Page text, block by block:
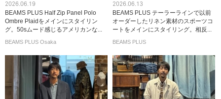
2026.06.19
BEAMS PLUS Half Zip Panel Polo
Ombre Plaidをメインにスタイリン
グ。50sムード感じるアメリカンな...
BEAMS PLUS Osaka
2026.06.13
BEAMS PLUS テーラーラインで以前
オーダーしたリネン素材のスポーツコ
ートをメインにスタイリング。相反...
BEAMS PLUS